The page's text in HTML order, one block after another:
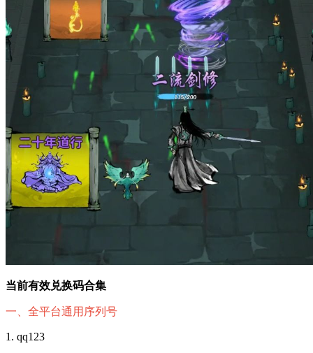
当前有效兑换码合集
一、全平台通用序列号
1. qq123